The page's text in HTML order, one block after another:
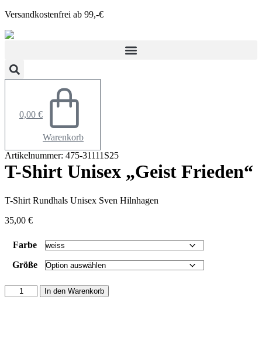
Zum
springen
Versandkostenfrei ab 99,-€
0,00 €
Warenkorb
Artikelnummer: 475-31111S25
T-Shirt Unisex „Geist Frieden“
T-Shirt Rundhals Unisex Sven Hilnhagen
35,00 €
Farbe
Größe
Shirt
In den Warenkorb